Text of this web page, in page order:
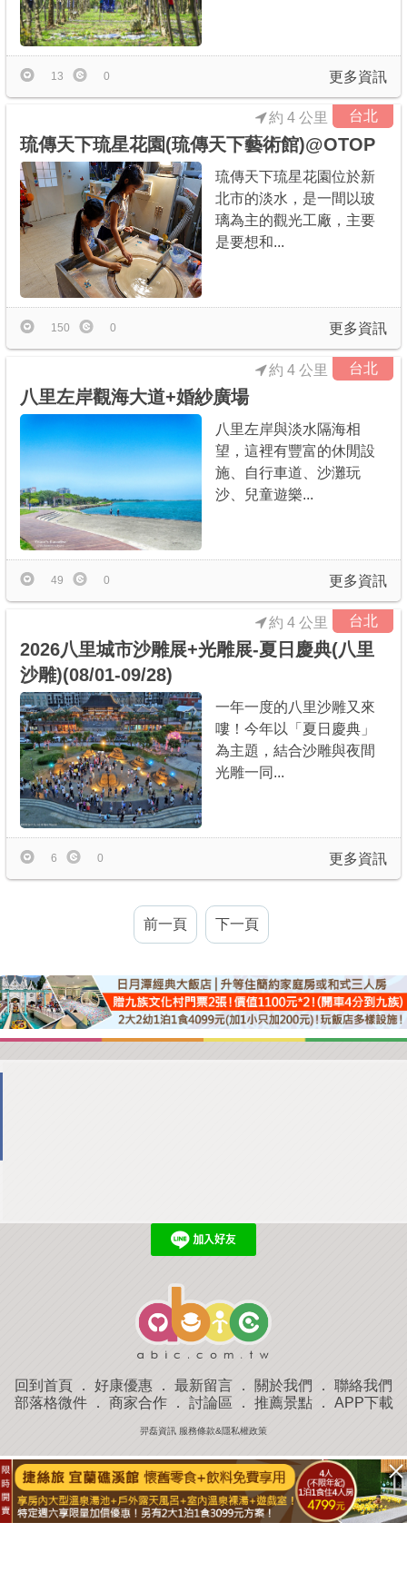
更多資訊
13 0
台北
約 4 公里
琉傳天下琉星花園(琉傳天下藝術館)@OTOP
琉傳天下琉星花園位於新
北市的淡水，是一間以玻
璃為主的觀光工廠，主要
是要想和...
更多資訊
150 0
台北
約 4 公里
八里左岸觀海大道+婚紗廣場
八里左岸與淡水隔海相
望，這裡有豐富的休閒設
施、自行車道、沙灘玩
沙、兒童遊樂...
更多資訊
49 0
台北
約 4 公里
2026八里城市沙雕展+光雕展-夏日慶典(八里
沙雕)(08/01-09/28)
一年一度的八里沙雕又來
嘍！今年以「夏日慶典」
為主題，結合沙雕與夜間
光雕一同...
更多資訊
6 0
前一頁 下一頁
回到首頁 ． 好康優惠 ． 最新留言 ． 關於我們 ． 聯絡我們
部落格微件． 商家合作． 討論區 ． 推薦景點． APP下載
羿磊資訊 服務條款&隱私權政策